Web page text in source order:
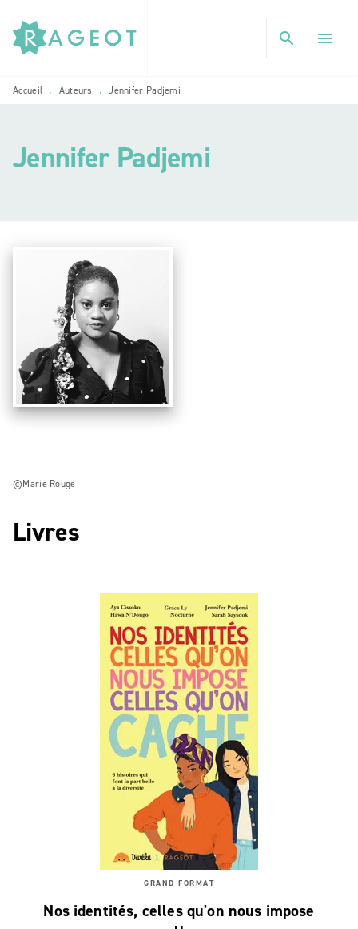
MENU RECHERCHE
PIED DE PAGE
search menu
Accueil • Auteurs • Jennifer Padjemi
Jennifer Padjemi
©Marie Rouge
Livres
GRAND FORMAT
Nos identités, celles qu'on nous impose